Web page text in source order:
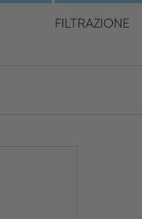
FILTRAZIONE
la